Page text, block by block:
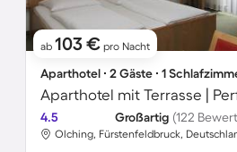
ab 103 € pro Nacht
Aparthotel ∙ 2 Gäste ∙ 1
4.5 Großartig (122
Olching, Fürstenfeldbruck,